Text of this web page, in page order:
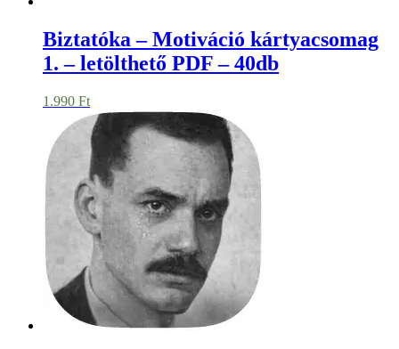
Biztatóka – Motiváció kártyacsomag
1. – letölthető PDF – 40db
1.990 Ft